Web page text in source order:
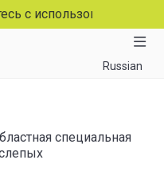
файлов
Russian
специальная